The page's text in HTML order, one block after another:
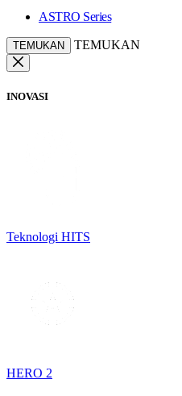
ASTRO Series
TEMUKAN TEMUKAN
INOVASI
Teknologi HITS
HERO 2